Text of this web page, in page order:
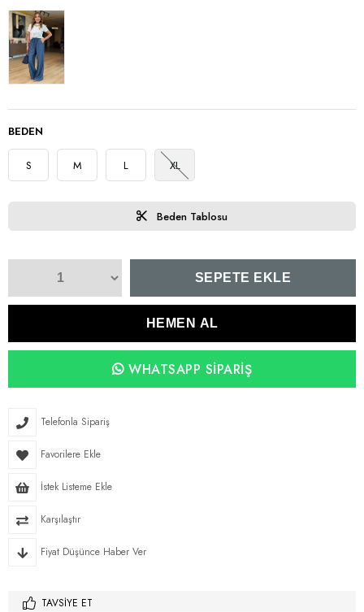
BEDEN
S M L XL
Beden Tablosu
WHATSAPP SIPARIŞ
Telefonla Sipariş
Favorilere Ekle
İstek Listeme Ekle
Karşılaştır
Fiyat Düşünce Haber Ver
TAVSIYE ET